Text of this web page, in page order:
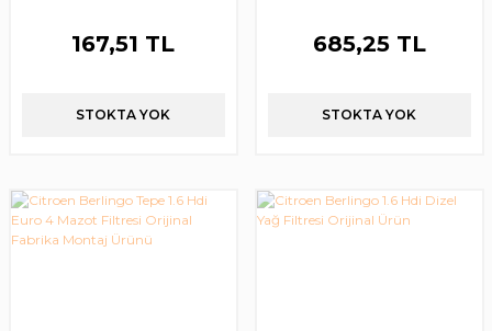
167,51 TL
STOKTA YOK
685,25 TL
STOKTA YOK